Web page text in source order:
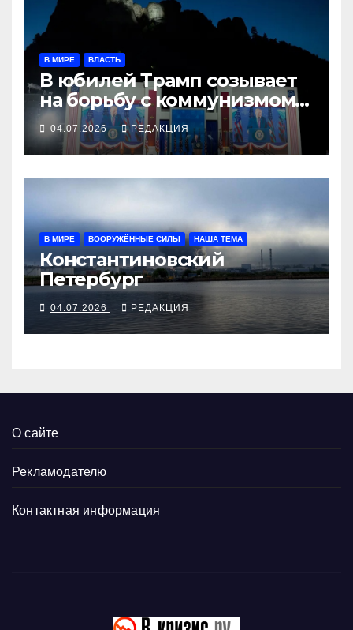
В МИРЕ ВЛАСТЬ
В юбилей Трамп созывает
на борьбу с коммунизмом
демократов
04.07.2026 РЕДАКЦИЯ
В МИРЕ ВООРУЖЁННЫЕ СИЛЫ НАША ТЕМА
Константиновский
Петербург
04.07.2026 РЕДАКЦИЯ
О сайте
Рекламодателю
Контактная информация